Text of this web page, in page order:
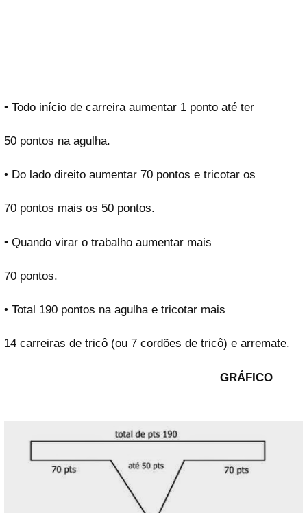
• Todo início de carreira aumentar 1 ponto até ter
50 pontos na agulha.
• Do lado direito aumentar 70 pontos e tricotar os
70 pontos mais os 50 pontos.
• Quando virar o trabalho aumentar mais
70 pontos.
• Total 190 pontos na agulha e tricotar mais
14 carreiras de tricô (ou 7 cordões de tricô) e arremate.
GRÁFICO